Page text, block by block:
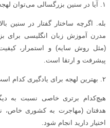
۱. آیا در سنین بزرگسالی می‌توان لهجه انگلیسی را تغییر داد؟
بله. اگرچه ساختار گفتار در سنین
مدرن آموزش زبان انگلیسی برای
(مثل روش سایه) و استمرار،
پیشرفت و ارتقا است.
۲. بهترین لهجه برای یادگیری کدام است؟ امریکن یا بریتیش؟
هیچ‌کدام برتری خاصی نسبت به
هدفتان (مهاجرت به کشوری خاص،
اختیار دارید انجام شود.